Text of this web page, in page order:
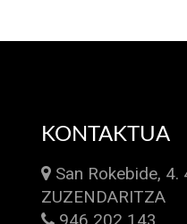
KONTAKTUA
San Rokebide, 4.
ZUZENDARITZA